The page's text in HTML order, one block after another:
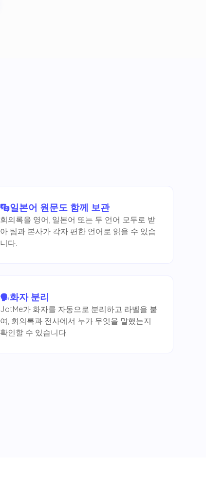
일본어 원문도 함께 보관
회의록을 영어, 일본어 또는 두 언어 모두로 받
아 팀과 본사가 각자 편한 언어로 읽을 수 있습
니다.
화자 분리
JotMe가 화자를 자동으로 분리하고 라벨을 붙
여, 회의록과 전사에서 누가 무엇을 말했는지
확인할 수 있습니다.